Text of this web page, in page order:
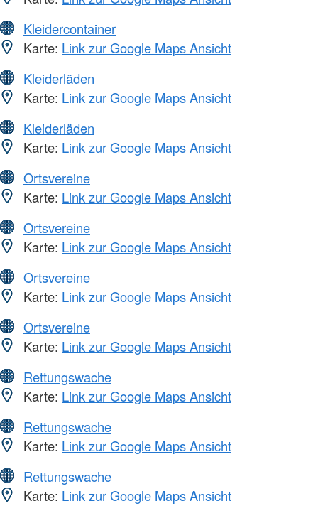
Kleidercontainer
Karte: Link zur Google Maps Ansicht
Kleiderläden
Karte: Link zur Google Maps Ansicht
Kleiderläden
Karte: Link zur Google Maps Ansicht
Ortsvereine
Karte: Link zur Google Maps Ansicht
Ortsvereine
Karte: Link zur Google Maps Ansicht
Ortsvereine
Karte: Link zur Google Maps Ansicht
Ortsvereine
Karte: Link zur Google Maps Ansicht
Rettungswache
Karte: Link zur Google Maps Ansicht
Rettungswache
Karte: Link zur Google Maps Ansicht
Rettungswache
Karte: Link zur Google Maps Ansicht